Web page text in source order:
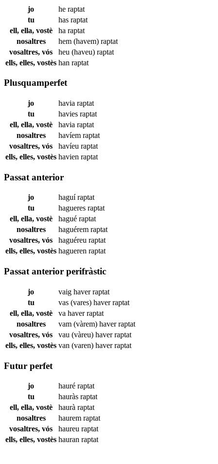
jo he raptat
tu
has raptat
ell, ella, vostè
ha raptat
nosaltres
hem (havem) raptat
vosaltres, vós
heu (haveu) raptat
ells, elles, vostès han raptat
Plusquamperfet
jo havia raptat
tu
havies raptat
ell, ella, vostè
havia raptat
nosaltres
havíem raptat
vosaltres, vós
havíeu raptat
ells, elles, vostès havien raptat
Passat anterior
jo haguíraptat
tu
hagueres raptat
ell, ella, vostè
hagué raptat
nosaltres
haguérem raptat
vosaltres, vós
haguéreu raptat
ells, elles, vostès hagueren raptat
Passat anterior perifràstic
jo vaig haverraptat
tu
vas (vares) haverraptat
ell, ella, vostè
va haverraptat
nosaltres
vam (vàrem) haverraptat
vosaltres, vós
vau (vàreu) haverraptat
ells, elles, vostès van (varen) haverraptat
Futur perfet
jo hauré raptat
tu
hauràs raptat
ell, ella, vostè
haurà raptat
nosaltres
haurem raptat
vosaltres, vós
haureu raptat
ells, elles, vostès hauran raptat